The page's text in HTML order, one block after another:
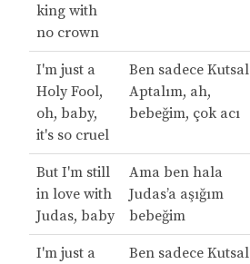
king with
no crown
I'm just a
Holy Fool,
oh, baby,
it's so cruel
Ben sadece Kutsal
Aptalım, ah,
bebeğim, çok acı
But I'm still
in love with
Judas, baby
Ama ben hala
Judas’a aşığım
bebeğim
I'm just a
Ben sadece Kutsal